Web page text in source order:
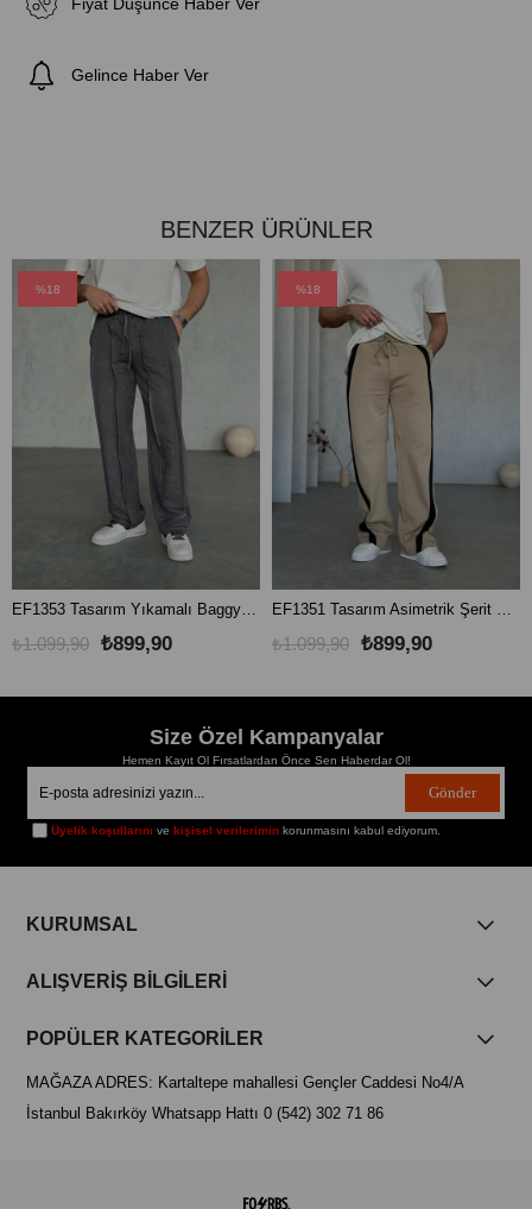
Fiyat Düşünce Haber Ver
Gelince Haber Ver
BENZER ÜRÜNLER
EF1353 Tasarım Yıkamalı Baggy Eşofman Gri
₺899,90
₺1.099,90
%18
EF1351 Tasarım Asimetrik Şerit Detay Baggy Eşofman Bej
₺899,90
₺1.099,90
%18
Size Özel Kampanyalar
Hemen Kayıt Ol Fırsatlardan Önce Sen Haberdar Ol!
Gönder
Üyelik koşullarını ve kişisel verilerimin korunmasını kabul ediyorum.
KURUMSAL
ALIŞVERİŞ BİLGİLERİ
POPÜLER KATEGORİLER
MAĞAZA ADRES: Kartaltepe mahallesi Gençler Caddesi No4/A
İstanbul Bakırköy Whatsapp Hattı 0 (542) 302 71 86